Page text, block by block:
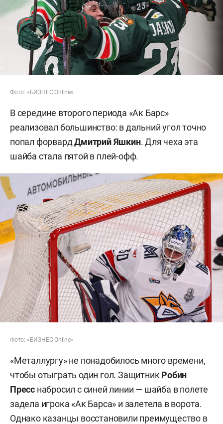
Фото: «БИЗНЕС Online»
В середине второго периода «Ак Барс»
реализовал большинство: в дальний угол точно
попал форвардДмитрий Яшкин. Для чеха эта
шайба стала пятой в плей-офф.
Фото: «БИЗНЕС Online»
«Металлургу» не понадобилось много времени,
чтобы отыграть один гол. Защитник Робин
Пресс набросил с синей линии — шайба в полете
задела игрока «Ак Барса» и залетела в ворота.
Однако казанцы восстановили преимущество в